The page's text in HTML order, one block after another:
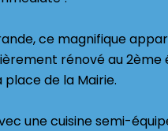
ce magnifique
rénové au
de la Mairie.
une cuisine semi-